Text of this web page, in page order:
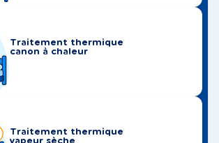
Traitement thermique
canon à chaleur
Traitement thermique
vapeur sèche